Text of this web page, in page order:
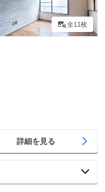
全11枚
詳細を見る